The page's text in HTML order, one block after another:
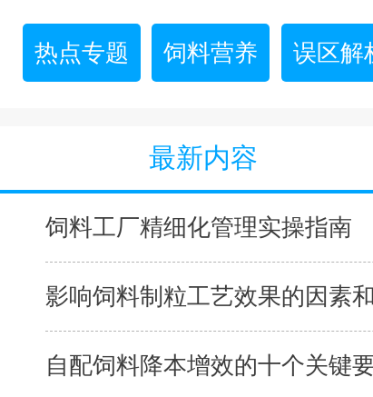
热点专题 饲料营养 误区解
最新内容
饲料工厂精细化管理实操指南
影响饲料制粒工艺效果的因素
自配饲料降本增效的十个关键